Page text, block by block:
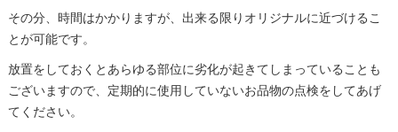
その分、時間はかかりますが、出来る限りオリジナルに近づけるこ
とが可能です。
放置をしておくとあらゆる部位に劣化が起きてしまっていることも
ございますので、定期的に使用していないお品物の点検をしてあげ
てください。